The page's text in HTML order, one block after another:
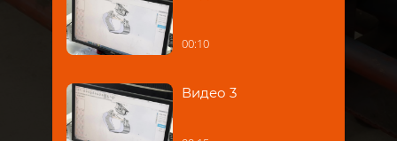
00:10
Видео 3